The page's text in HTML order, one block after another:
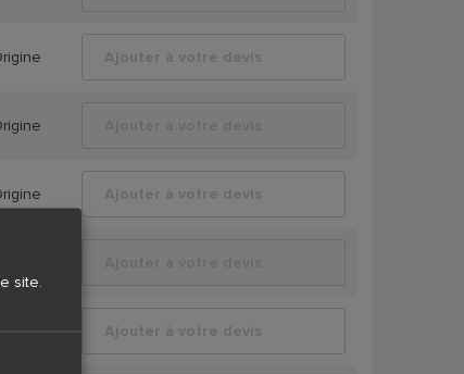
Ajouter à votre devis
Ajouter à votre devis
Ajouter à votre devis
site.